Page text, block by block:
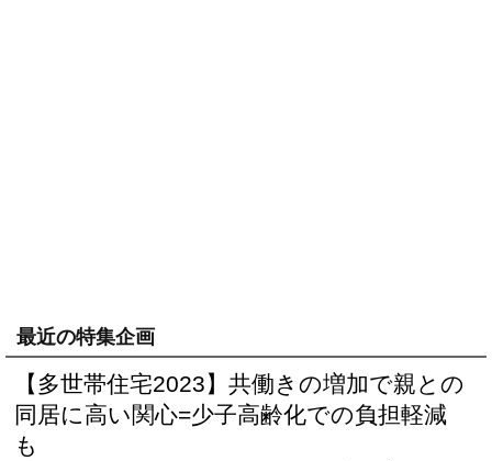
最近の特集企画
【多世帯住宅2023】共働きの増加で親との
同居に高い関心=少子高齢化での負担軽減
も